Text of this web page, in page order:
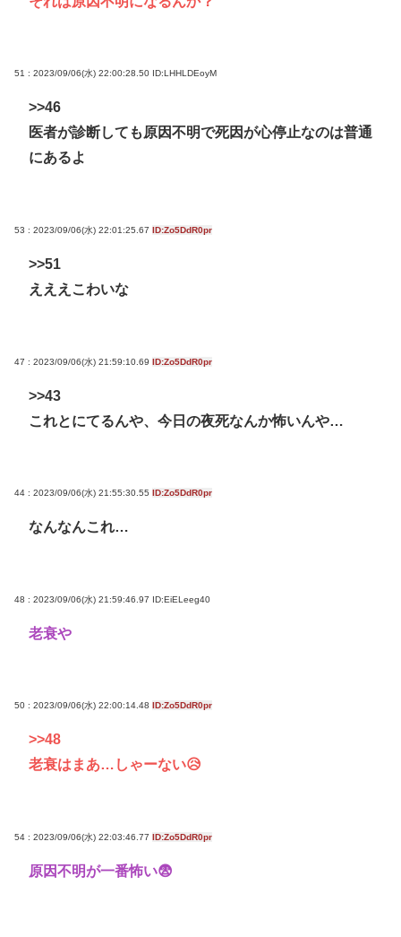
51 : 2023/09/06(水) 22:00:28.50 ID:LHHLDEoyM
>>46
医者が診断しても原因不明で死因が心停止なのは普通
にあるよ
53 : 2023/09/06(水) 22:01:25.67 ID:Zo5DdR0pr
>>51
えええこわいな
47 : 2023/09/06(水) 21:59:10.69 ID:Zo5DdR0pr
>>43
これとにてるんや、今日の夜死なんか怖いんや…
44 : 2023/09/06(水) 21:55:30.55 ID:Zo5DdR0pr
なんなんこれ…
48 : 2023/09/06(水) 21:59:46.97 ID:EiELeeg40
老衰や
50 : 2023/09/06(水) 22:00:14.48 ID:Zo5DdR0pr
>>48
老衰はまあ…しゃーない😥
54 : 2023/09/06(水) 22:03:46.77 ID:Zo5DdR0pr
原因不明が一番怖い😨